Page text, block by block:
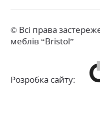
© Всі права
меблів “Bristol”
Розробка сайту: